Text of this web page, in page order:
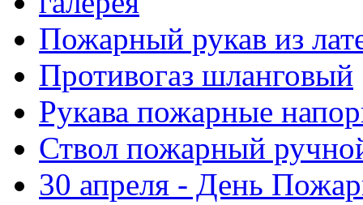
Пожарный рукав из
Противогаз шланговый
Рукава пожарные
Ствол пожарный
30 апреля - День